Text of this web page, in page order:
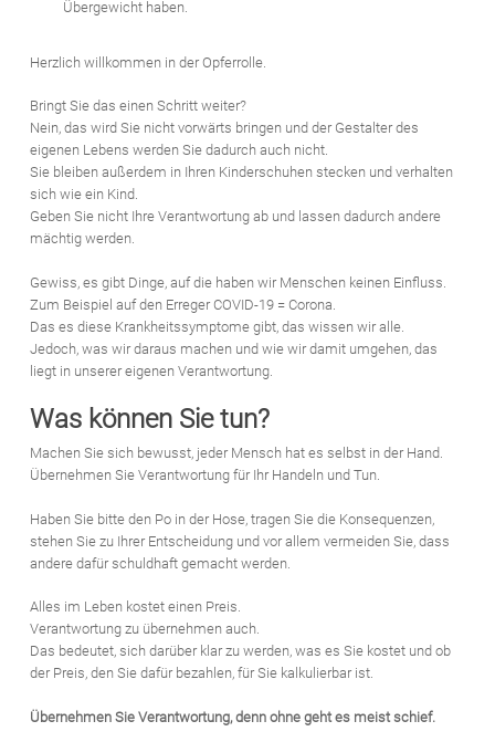
Übergewicht haben.
Herzlich willkommen in der Opferrolle.
Bringt Sie das einen Schritt weiter?
Nein, das wird Sie nicht vorwärts bringen und der Gestalter des
eigenen Lebens werden Sie dadurch auch nicht.
Sie bleiben außerdem in Ihren Kinderschuhen stecken und verhalten
sich wie ein Kind.
Geben Sie nicht Ihre Verantwortung ab und lassen dadurch andere
mächtig werden.
Gewiss, es gibt Dinge, auf die haben wir Menschen keinen Einfluss.
Zum Beispiel auf den Erreger COVID-19 = Corona.
Das es diese Krankheitssymptome gibt, das wissen wir alle.
Jedoch, was wir daraus machen und wie wir damit umgehen, das
liegt in unserer eigenen Verantwortung.
Was können Sie tun?
Machen Sie sich bewusst, jeder Mensch hat es selbst in der Hand.
Übernehmen Sie Verantwortung für Ihr Handeln und Tun.
Haben Sie bitte den Po in der Hose, tragen Sie die Konsequenzen,
stehen Sie zu Ihrer Entscheidung und vor allem vermeiden Sie, dass
andere dafür schuldhaft gemacht werden.
Alles im Leben kostet einen Preis.
Verantwortung zu übernehmen auch.
Das bedeutet, sich darüber klar zu werden, was es Sie kostet und ob
der Preis, den Sie dafür bezahlen, für Sie kalkulierbar ist.
Übernehmen Sie Verantwortung, denn ohne geht es meist schief.